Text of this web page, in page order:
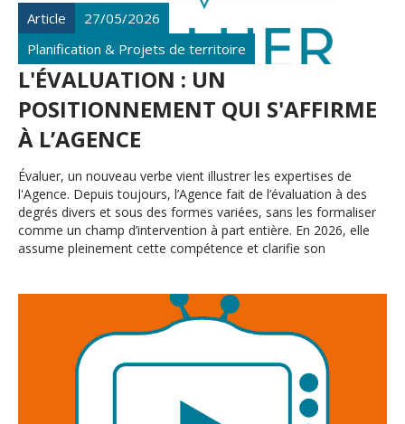
Article
27/05/2026
Planification & Projets de territoire
L'ÉVALUATION : UN
POSITIONNEMENT QUI S'AFFIRME
À L’AGENCE
Évaluer, un nouveau verbe vient illustrer les expertises de
l'Agence. Depuis toujours, l’Agence fait de l’évaluation à des
degrés divers et sous des formes variées, sans les formaliser
comme un champ d’intervention à part entière. En 2026, elle
assume pleinement cette compétence et clarifie son